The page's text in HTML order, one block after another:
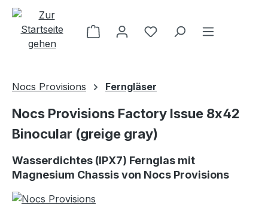
Zum Hauptinhalt springen
Nocs Provisions Ferngläser
Nocs Provisions Factory Issue 8x42
Binocular (greige gray)
Wasserdichtes (IPX7) Fernglas mit
Magnesium Chassis von Nocs Provisions